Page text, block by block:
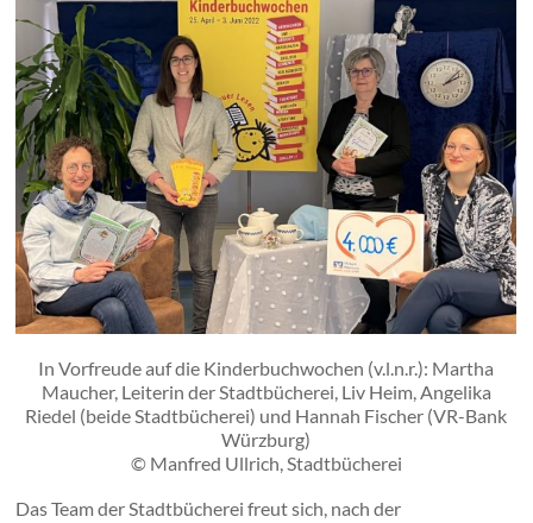
In Vorfreude auf die Kinderbuchwochen (v.l.n.r.): Martha
Maucher, Leiterin der Stadtbücherei, Liv Heim, Angelika
Riedel (beide Stadtbücherei) und Hannah Fischer (VR-Bank
Würzburg)
© Manfred Ullrich, Stadtbücherei
Das Team der Stadtbücherei freut sich, nach der